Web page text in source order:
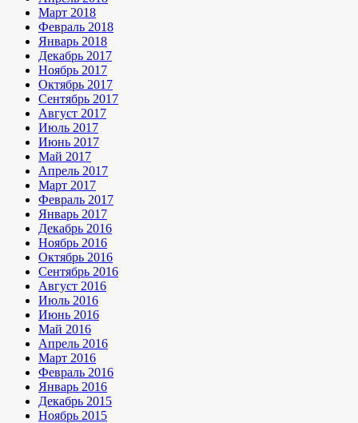
Март 2018
Февраль 2018
Январь 2018
Декабрь 2017
Ноябрь 2017
Октябрь 2017
Сентябрь 2017
Август 2017
Июль 2017
Июнь 2017
Май 2017
Апрель 2017
Март 2017
Февраль 2017
Январь 2017
Декабрь 2016
Ноябрь 2016
Октябрь 2016
Сентябрь 2016
Август 2016
Июль 2016
Июнь 2016
Май 2016
Апрель 2016
Март 2016
Февраль 2016
Январь 2016
Декабрь 2015
Ноябрь 2015